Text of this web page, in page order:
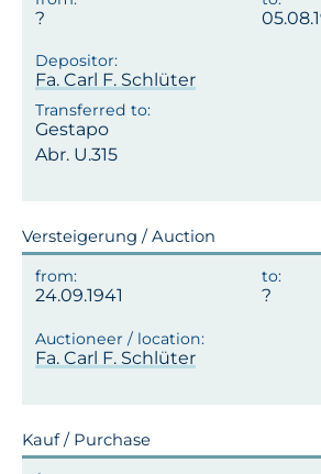
Fa. Carl F. Schlüter
Gestapo
Abr. U.315
Versteigerung / Auction
24.09.1941
Fa. Carl F. Schlüter
Kauf / Purchase